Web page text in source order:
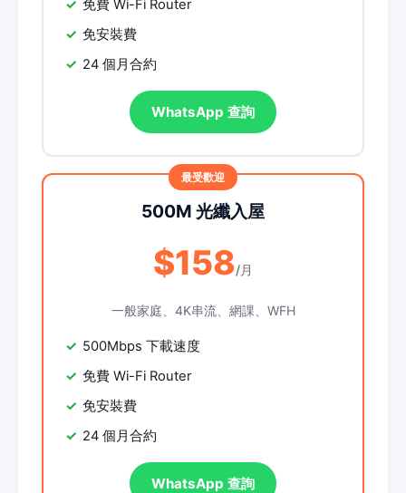
免費 Wi-Fi Router
免安裝費
24 個月合約
WhatsApp 查詢
500M 光纖入屋
$158/月
一般家庭、4K串流、網課、WFH
500Mbps 下載速度
免費 Wi-Fi Router
免安裝費
24 個月合約
WhatsApp 查詢